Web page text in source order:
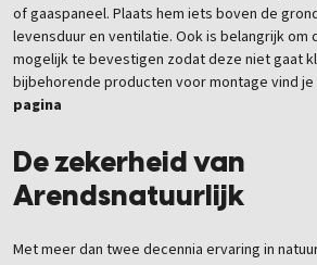
of gaaspaneel. Plaats hem iets boven de
levensduur en ventilatie. Ook is belangrijk
mogelijk te bevestigen zodat deze niet gaat
bijbehorende producten voor montage vind je
pagina
De zekerheid van
Arendsnatuurlijk
Met meer dan twee decennia ervaring in